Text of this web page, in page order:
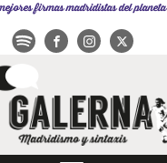
firmas madridistas del planeta